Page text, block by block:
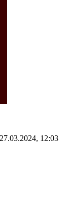
27.03.2024, 12:03